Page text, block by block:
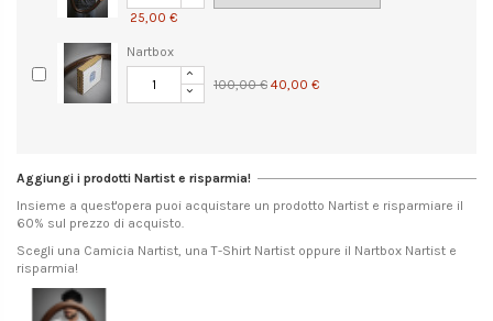
25,00 €
Nartbox
100,00 € 40,00 €
Aggiungi i prodotti Nartist e risparmia!
Insieme a quest'opera puoi acquistare un prodotto Nartist e risparmiare il
60% sul prezzo di acquisto.
Scegli una Camicia Nartist, una T-Shirt Nartist oppure il Nartbox Nartist e
risparmia!